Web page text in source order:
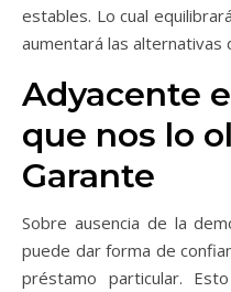
estables. Lo cual
aumentará las alternativas
Adyacente
que nos lo
Garante
Sobre ausencia de la
puede dar forma de
préstamo particular.